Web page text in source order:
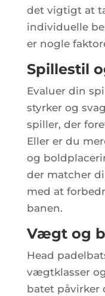
det vigtigt at
individuelle
er nogle
Spillestil
Evaluer din
styrker og
spiller, der
Eller er du
og
der matcher
med at
banen.
Vægt og
Head
vægtklasser
batet påvirker